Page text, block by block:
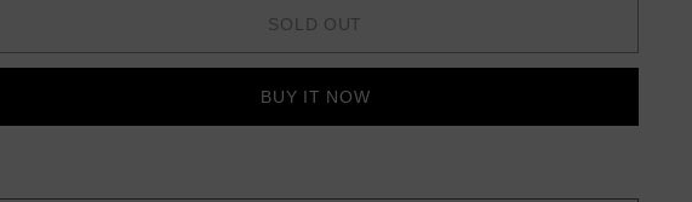
SOLD OUT
BUY IT NOW